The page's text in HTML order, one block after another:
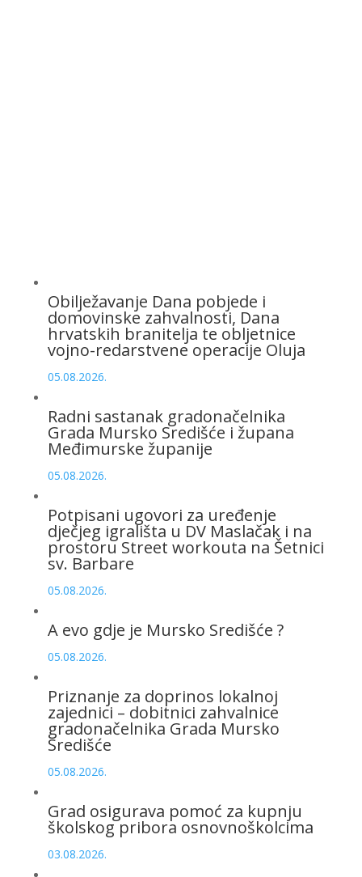
Obilježavanje Dana pobjede i
domovinske zahvalnosti, Dana
hrvatskih branitelja te obljetnice
vojno-redarstvene operacije Oluja
05.08.2026.
Radni sastanak gradonačelnika
Grada Mursko Središće i župana
Međimurske županije
05.08.2026.
Potpisani ugovori za uređenje
dječjeg igrališta u DV Maslačak i na
prostoru Street workouta na Šetnici
sv. Barbare
05.08.2026.
A evo gdje je Mursko Središće ?
05.08.2026.
Priznanje za doprinos lokalnoj
zajednici – dobitnici zahvalnice
gradonačelnika Grada Mursko
Središće
05.08.2026.
Grad osigurava pomoć za kupnju
školskog pribora osnovnoškolcima
03.08.2026.